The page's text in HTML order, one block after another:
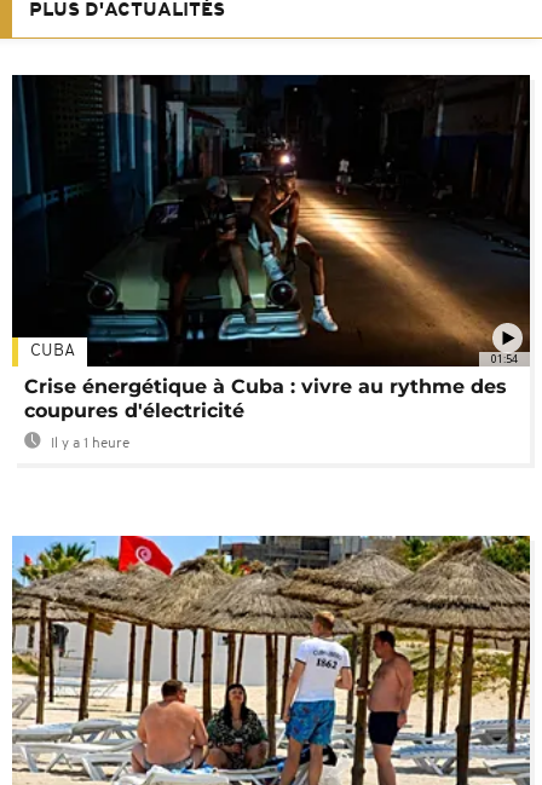
PLUS D'ACTUALITÉS
01:54
CUBA
Crise énergétique à Cuba : vivre au rythme des
coupures d'électricité
Il y a 1 heure